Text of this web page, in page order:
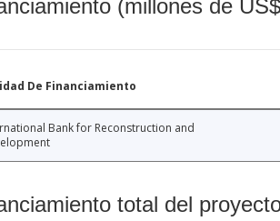
(millones de
De Financiamiento
Bank for Reconstruction and
total del